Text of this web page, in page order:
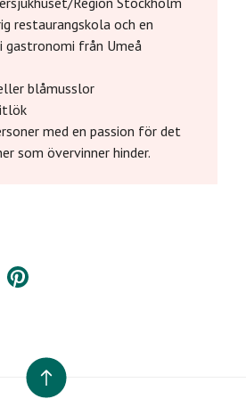
restaurangskola och en
gastronomi från Umeå
blåmusslor
med en passion för det
som övervinner hinder.
Pinterest
TILL TOPPEN